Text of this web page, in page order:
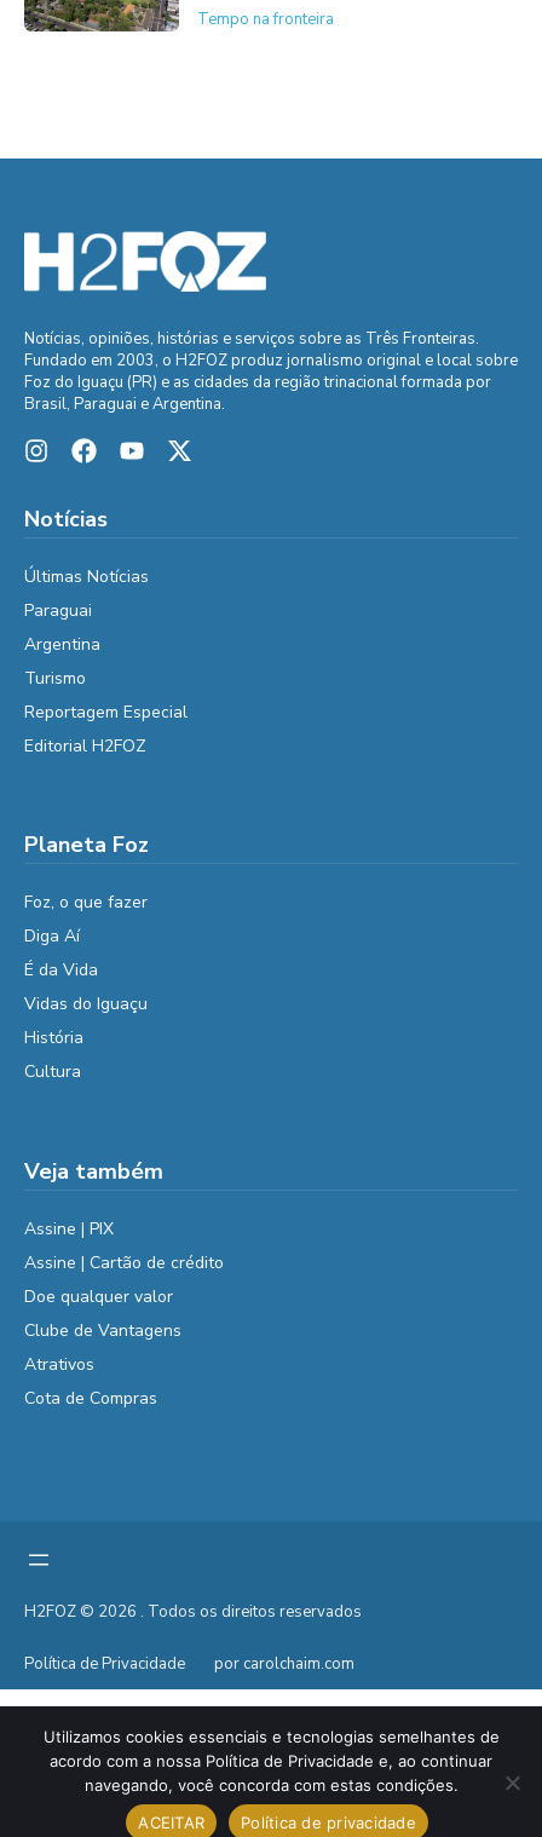
Tempo na fronteira
Notícias, opiniões, histórias e serviços sobre as Três Fronteiras.
Fundado em 2003, o H2FOZ produz jornalismo original e local sobre
Foz do Iguaçu (PR) e as cidades da região trinacional formada por
Brasil, Paraguai e Argentina.
Notícias
Últimas Notícias
Paraguai
Argentina
Turismo
Reportagem Especial
Editorial H2FOZ
Planeta Foz
Foz, o que fazer
Diga Aí
É da Vida
Vidas do Iguaçu
História
Cultura
Veja também
Assine | PIX
Assine | Cartão de crédito
Doe qualquer valor
Clube de Vantagens
Atrativos
Cota de Compras
H2FOZ © 2026 . Todos os direitos reservados
Política de Privacidade por carolchaim.com
Utilizamos cookies essenciais e tecnologias semelhantes de
acordo com a nossa Política de Privacidade e, ao continuar
navegando, você concorda com estas condições.
ACEITAR
Política de privacidade